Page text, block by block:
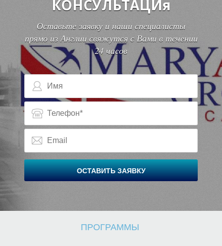
В
КОНСУЛЬТАЦИя
Оставьте заявку и наши специалисты
прямо из Англии свяжутся с Вами в течении
24 часов
ОСТАВИТЬ ЗАЯВКУ
ПРОГРАММЫ
В